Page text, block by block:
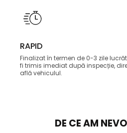
RAPID
Finalizat în termen de 0-3 zile
fi trimis imediat după inspecție,
află vehiculul.
DE CE AM